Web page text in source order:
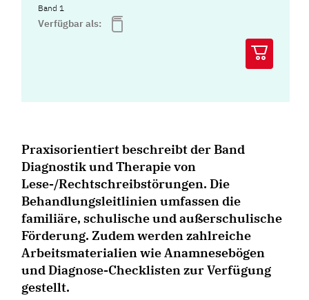
Band 1
Verfügbar als:
Praxisorientiert beschreibt der Band
Diagnostik und Therapie von
Lese-/Rechtschreibstörungen. Die
Behandlungsleitlinien umfassen die
familiäre, schulische und außerschulische
Förderung. Zudem werden zahlreiche
Arbeitsmaterialien wie Anamnesebögen
und Diagnose-Checklisten zur Verfügung
gestellt.